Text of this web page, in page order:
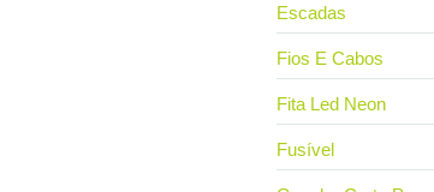
Escadas
Fios E Cabos
Fita Led Neon
Fusível